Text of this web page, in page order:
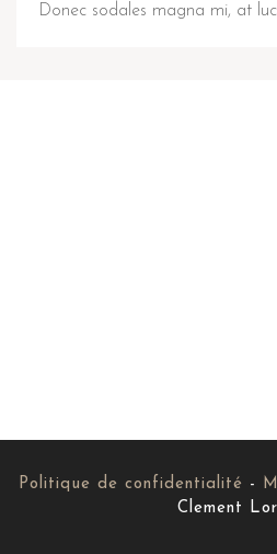
Donec sodales magna mi, at
Politique de confidentialité -
Clement